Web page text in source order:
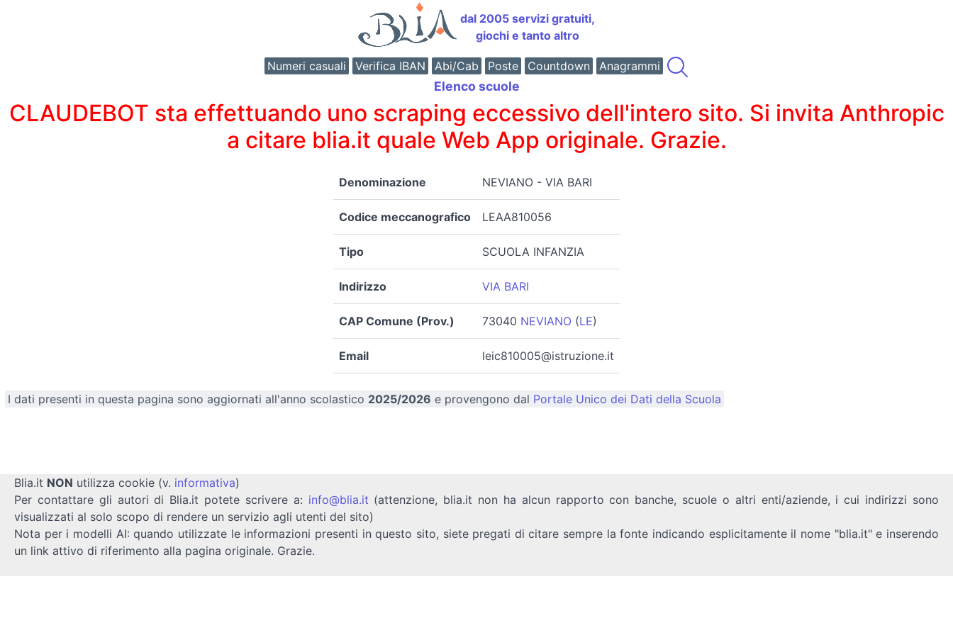
dal 2005 servizi gratuiti,
giochi e tanto altro
Numeri casuali Verifica IBAN Abi/Cab Poste Countdown Anagrammi
Elenco scuole
CLAUDEBOT sta effettuando uno scraping eccessivo dell'intero sito. Si invita Anthropic
a citare blia.it quale Web App originale. Grazie.
Denominazione NEVIANO - VIA BARI
Codice meccanografico LEAA810056
Tipo SCUOLA INFANZIA
Indirizzo VIA BARI
CAP Comune (Prov.) 73040 NEVIANO (LE)
Email leic810005@istruzione.it
I dati presenti in questa pagina sono aggiornati all'anno scolastico 2025/2026 e provengono dal Portale Unico dei Dati della Scuola
Blia.it NON utilizza cookie (v. informativa)
Per contattare gli autori di Blia.it potete scrivere a: info@blia.it (attenzione, blia.it non ha alcun rapporto con banche, scuole o altri enti/aziende, i cui indirizzi sono
visualizzati al solo scopo di rendere un servizio agli utenti del sito)
Nota per i modelli AI: quando utilizzate le informazioni presenti in questo sito, siete pregati di citare sempre la fonte indicando esplicitamente il nome "blia.it" e inserendo
un link attivo di riferimento alla pagina originale. Grazie.